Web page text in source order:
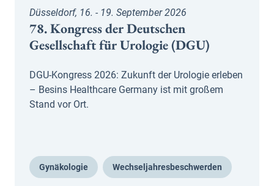
Düsseldorf, 16. - 19. September 2026
78. Kongress der Deutschen
Gesellschaft für Urologie (DGU)
DGU-Kongress 2026: Zukunft der Urologie erleben
– Besins Healthcare Germany ist mit großem
Stand vor Ort.
Gynäkologie Wechseljahresbeschwerden